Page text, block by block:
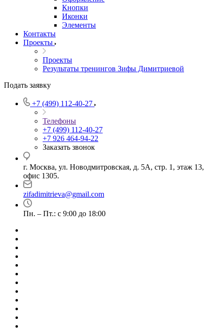
Кнопки
Иконки
Элементы
Контакты
Проекты
Проекты
Результаты тренингов Зифы Димитриевой
Подать заявку
+7 (499) 112-40-27
Телефоны
+7 (499) 112-40-27
+7 926 464-94-22
Заказать звонок
г. Москва, ул. Новодмитровская, д. 5А, стр. 1, этаж 13,
офис 1305.
zifadimitrieva@gmail.com
Пн. – Пт.: с 9:00 до 18:00